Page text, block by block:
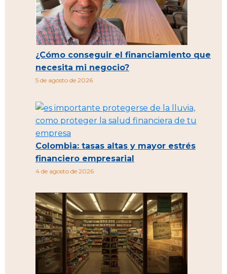
¿Cómo conseguir el financiamiento que
necesita mi negocio?
5 de agosto de 2026
Colombia: tasas altas y mayor estrés
financiero empresarial
4 de agosto de 2026